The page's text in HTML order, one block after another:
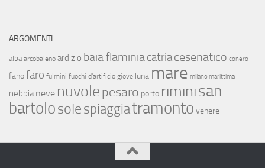
ARGOMENTI
alba arcobaleno ardizio baia flaminiacatriacesenatico conero
fanofaro fulmini fuochi d'artificio giove luna mare milano marittima
nebbia neve nuvolepesaro porto riminisan
bartolosolespiaggiatramonto venere